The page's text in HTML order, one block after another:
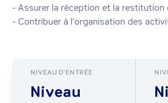
- Assurer la réception et la restitution
- Contribuer à l'organisation des
NIVEAU D'ENTRÉE
Niveau